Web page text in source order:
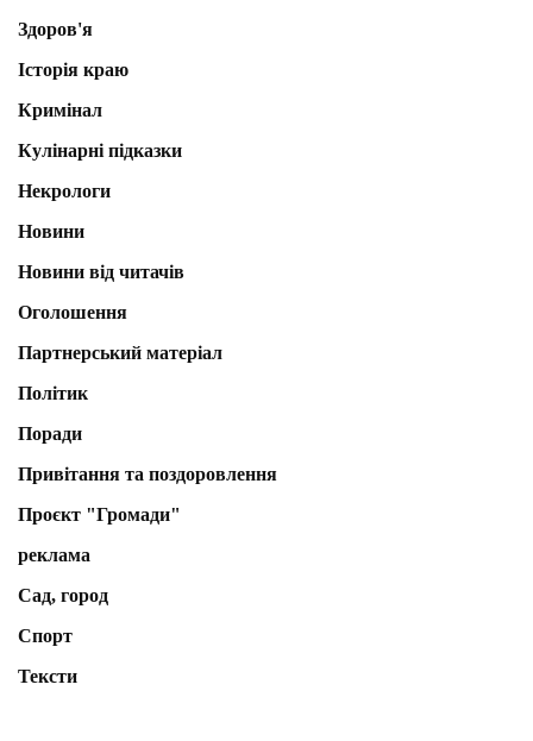
Здоров'я
Історія краю
Кримінал
Кулінарні підказки
Некрологи
Новини
Новини від читачів
Оголошення
Партнерський матеріал
Політик
Поради
Привітання та поздоровлення
Проєкт "Громади"
реклама
Сад, город
Спорт
Тексти